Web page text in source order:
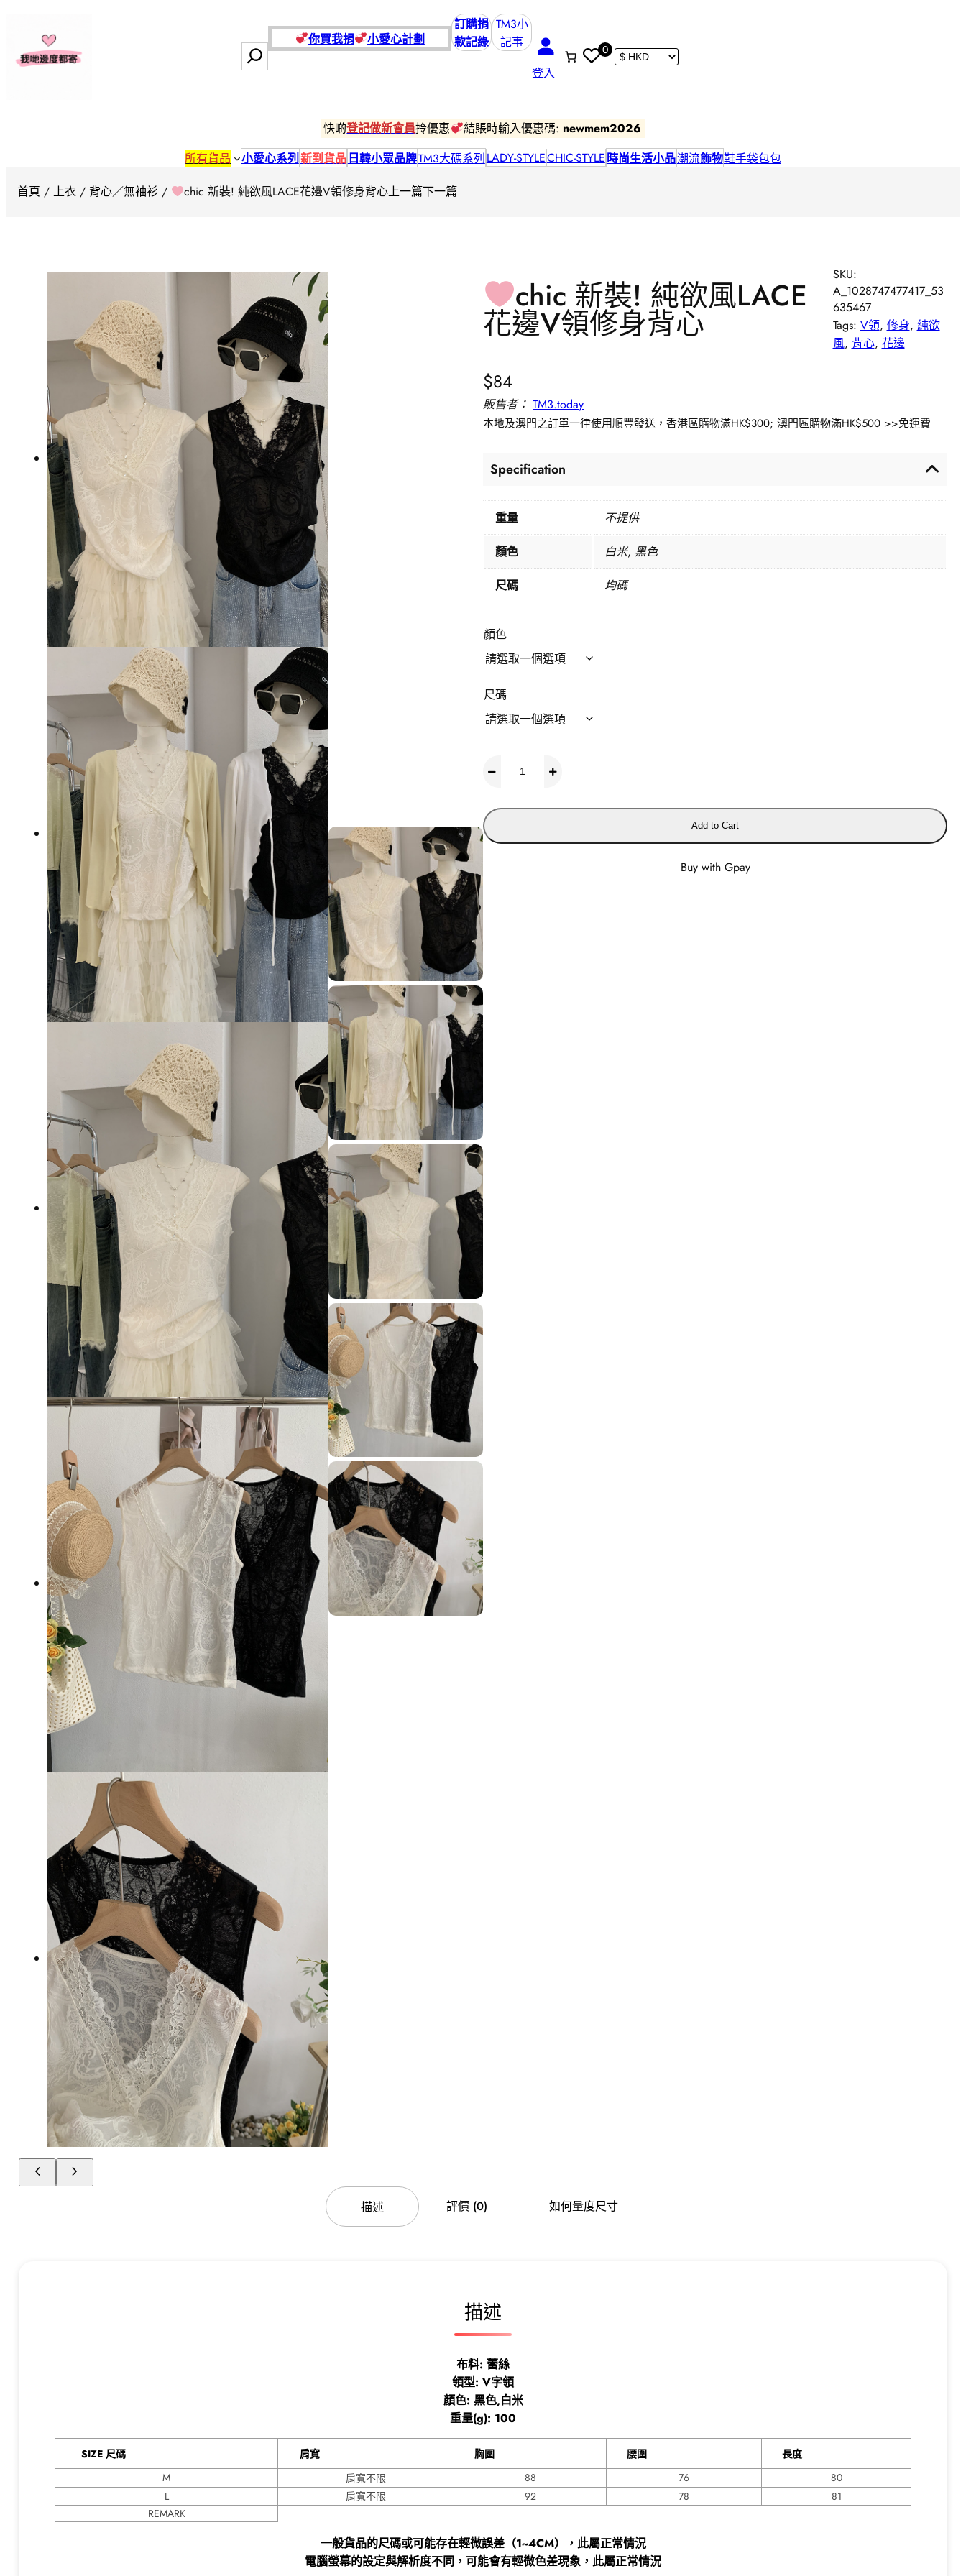
你買我捐 小愛心計劃
訂購捐
款記綠
TM3小
記事
登入
0
快啲登記做新會員拎優惠 結賬時輸入優惠碼: newmem2026
所有貨品
小愛心系列新到貨品 日韓小眾品牌TM3大碼系列LADY-STYLECHIC-STYLE時尚生活小品潮流飾物鞋手袋包包
首頁 / 上衣 / 背心／無袖衫 / chic 新裝! 純欲風LACE花邊V領修身背心上一篇下一篇
chic 新裝! 純欲風LACE
花邊V領修身背心
SKU:
A_1028747477417_53
635467
Tags: V領, 修身, 純欲
風, 背心, 花邊
$84
販售者： TM3.today
本地及澳門之訂單一律使用順豐發送，香港區購物滿HK$300; 澳門區購物滿HK$500 >>免運費
Specification
重量 不提供
顏色 白米, 黑色
尺碼 均碼
顏色
尺碼
c
新
A
E
花
身
背
數
量
Add to Cart
Buy with Gpay
描述 評價 (0) 如何量度尺寸
描述
布料: 蕾絲
領型: V字領
顏色: 黑色,白米
重量(g): 100
SIZE 尺碼 肩寬 胸圍 腰圍
長度
M
肩寬不限 88 76
80
L
肩寬不限 92 78
81
REMARK
一般貨品的尺碼或可能存在輕微誤差（1~4CM），此屬正常情況
電腦螢幕的設定與解析度不同，可能會有輕微色差現象，此屬正常情況